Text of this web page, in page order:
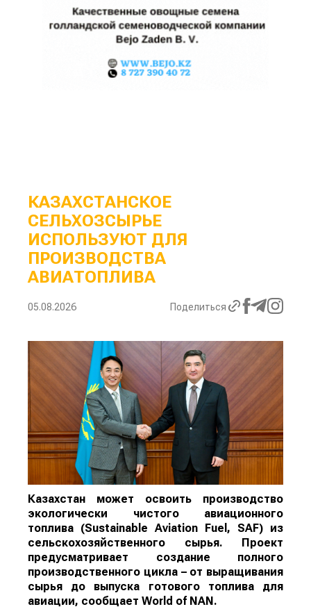
КАЗАХСТАНСКОЕ
СЕЛЬХОЗСЫРЬЕ
ИСПОЛЬЗУЮТ ДЛЯ
ПРОИЗВОДСТВА
АВИАТОПЛИВА
05.08.2026 Поделиться
Казахстан может освоить производство
экологически чистого авиационного
топлива (Sustainable Aviation Fuel, SAF) из
сельскохозяйственного сырья. Проект
предусматривает создание полного
производственного цикла – от выращивания
сырья до выпуска готового топлива для
авиации, сообщает World of NAN.